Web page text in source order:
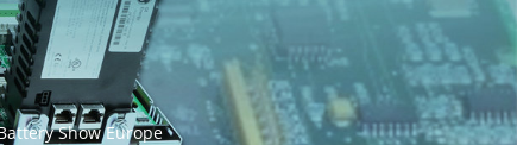
Show Europe